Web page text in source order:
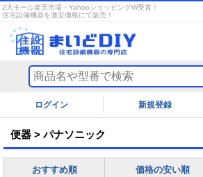
2大モール楽天市場・YahooショッピングW受賞！
住宅設備機器を激安価格にて販売！
ログイン
便器 > パナソニック
おすすめ順 価格の安い順